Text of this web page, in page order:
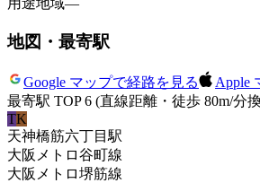
用途地域—
地図・最寄駅
Google マップで経路を見る
Apple
最寄駅 TOP 6 (直線距離・徒歩 80m/分
TK
天神橋筋六丁目 駅
大阪メトロ谷町線
大阪メトロ堺筋線